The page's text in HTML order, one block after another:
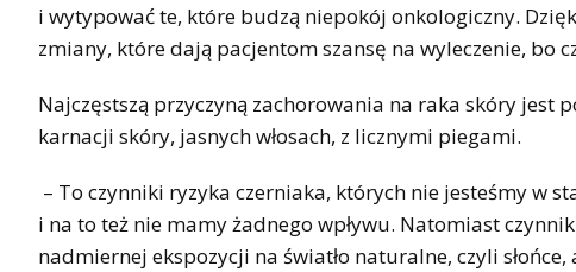
i wytypować te, które budzą niepokój onkologiczny.
zmiany, które dają pacjentom szansę na wyleczenie, bo
Najczęstszą przyczyną zachorowania na raka skóry jest
karnacji skóry, jasnych włosach, z licznymi piegami.
– To czynniki ryzyka czerniaka, których nie jesteśmy w
i na to też nie mamy żadnego wpływu. Natomiast
nadmiernej ekspozycji na światło naturalne, czyli